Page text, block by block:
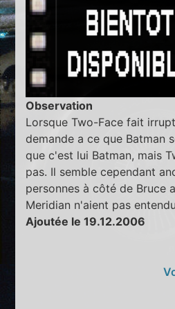
Observation
Lorsque Two-Face fait
demande a ce que Batman
que c'est lui Batman, mais
pas. Il semble cependant
personnes à côté de Bruce
Meridian n'aient pas
Ajoutée le 19.12.2006